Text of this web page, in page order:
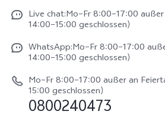
V70
V70 FE
Y31e 5G
vivo Buds Air3
Funtouch OS
IMEI-Authentifizierung
System Verbesserung
Reparaturerfassung
Benutzerhandbuch
Impressum
Rechtliche Hinweise
vivo Datenschutzcenter
Live chat:Mo–Fr 8:00–17:00
14:00–15:00 geschlossen）
WhatsApp:Mo–Fr 8:00–17:00
14:00–15:00 geschlossen）
Mo–Fr 8:00–17:00 außer an
15:00 geschlossen）
0800240473